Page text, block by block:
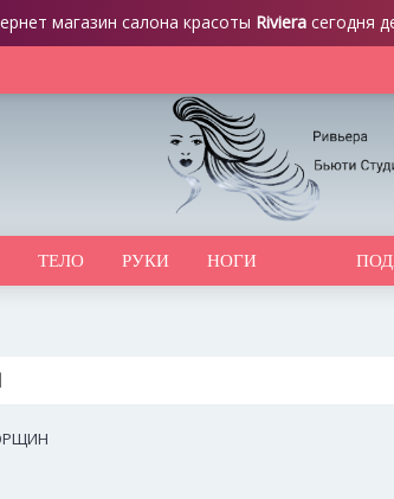
магазин салона красоты Rivieraсегодня
ТЕЛО РУКИ НОГИ